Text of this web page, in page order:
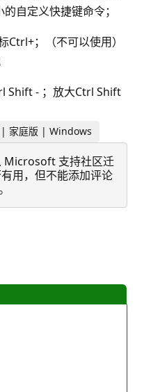
自定义快捷键命令；
；（不可以使用）
Shift - ；放大Ctrl Shift
家庭版 | Windows
Microsoft 支持社区迁
用，但不能添加评论